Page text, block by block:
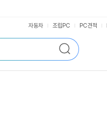
검
색
자동차 조립PC PC견적